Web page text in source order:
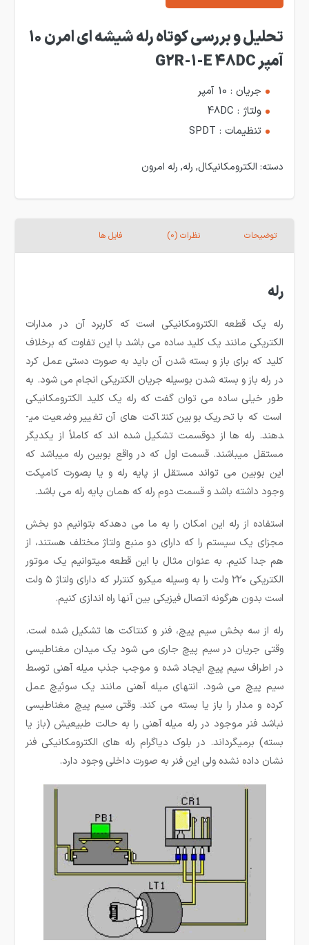
تحلیل و بررسی کوتاه رله شیشه ای امرن 10
آمپر G2R-1-E 48DC
جریان : 10 آمپر
ولتاژ : 48DC
تنظیمات : SPDT
دسته: الکترومکانیکال, رله, رله امرون
توضیحات نظرات (0) فایل ها
رله
رله یک قطعه الکترومکانیکی است که کاربرد آن در مدارات
الکتریکی مانند یک کلید ساده می باشد با این تفاوت که برخلاف
کلید که برای باز و بسته شدن آن باید به صورت دستی عمل کرد
در رله باز و بسته شدن بوسیله جریان الکتریکی انجام می شود. به
طور خیلی ساده می ­توان گفت که رله یک کلید الکترومکانیکی
است که با تحریک بوبین کنتاکت های آن تغییر وضعیت می­
دهند. رله ها از دوقسمت تشکیل شده ­اند که کاملاً از یکدیگر
مستقل می­باشند. قسمت اول که در واقع بوبین رله می­باشد که
این بوبین می تواند مستقل از پایه رله و یا بصورت کامپکت
وجود داشته باشد و قسمت دوم رله که همان پایه رله می ­باشد.
استفاده از رله این امکان را به ما می دهدکه بتوانیم دو بخش
مجزای یک سیستم را که دارای دو منبع ولتاژ مختلف هستند، از
هم جدا کنیم. به عنوان مثال با این قطعه میتوانیم یک موتور
الکتریکی ۲۲۰ ولت را به وسیله میکرو کنترلر که دارای ولتاژ ۵ ولت
است بدون هرگونه اتصال فیزیکی بین آنها راه اندازی کنیم.
رله از سه بخش سیم پیچ، فنر و کنتاکت ها تشکیل شده است.
وقتی جریان در سیم پیچ جاری می شود یک میدان مغناطیسی
در اطراف سیم پیچ ایجاد شده و موجب جذب میله آهنی توسط
سیم پیچ می شود. انتهای میله آهنی مانند یک سوئیچ عمل
کرده و مدار را باز یا بسته می کند. وقتی سیم پیچ مغناطیسی
نباشد فنر موجود در رله میله آهنی را به حالت طبیعیش (باز یا
بسته) برمیگرداند. در بلوک دیاگرام رله های الکترومکانیکی فنر
نشان داده نشده ولی این فنر به صورت داخلی وجود دارد.